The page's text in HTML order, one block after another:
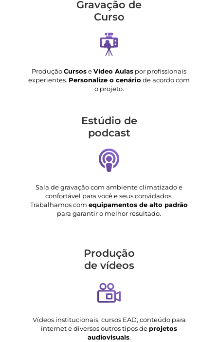
Gravação de
Curso
ProduçãoCursoseVídeo Aulas por profissionais
experientes. Personalize o cenário de acordo com
o projeto.
Estúdio de
podcast
Sala de gravação com ambiente climatizado e
confortável para você e seus convidados.
Trabalhamos com equipamentos de alto padrão
para garantir o melhor resultado.
Produção
de vídeos
Vídeos institucionais, cursos EAD, conteúdo para
internet e diversos outros tipos de projetos
audiovisuais.